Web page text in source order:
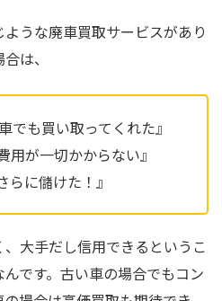
うな廃車買取サービスがあり
は、
でも買い取ってくれた』
用が一切かからない』
らに儲けた！』
大手だし信用できるというこ
です。古い車の場合でもコン